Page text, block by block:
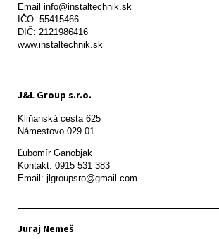
Email info@instaltechnik.sk
IČO: 55415466
DIČ: 2121986416
www.instaltechnik.sk
J&L Group s.r.o.
Kliňanská cesta 625
Námestovo 029 01
Ľubomír Ganobjak
Kontakt: 0915 531 383
Email: jlgroupsro@gmail.com
Juraj Nemeš